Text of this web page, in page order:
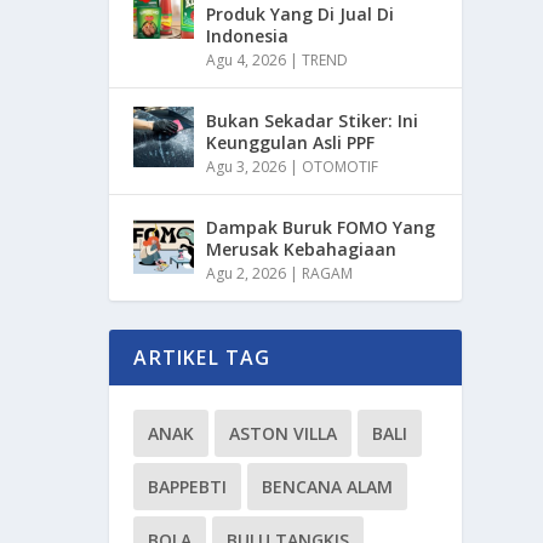
Produk Yang Di Jual Di
Indonesia
Agu 4, 2026 |TREND
Bukan Sekadar Stiker: Ini
Keunggulan Asli PPF
Agu 3, 2026 | OTOMOTIF
Dampak Buruk FOMO Yang
Merusak Kebahagiaan
Agu 2, 2026 | RAGAM
ARTIKEL TAG
ANAK ASTON VILLA BALI
BAPPEBTI BENCANA ALAM